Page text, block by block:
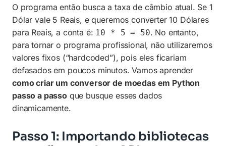
O programa então busca a taxa de câmbio atual. Se 1
Dólar vale 5 Reais, e queremos converter 10 Dólares
para Reais, a conta é: 10 * 5 = 50. No entanto,
para tornar o programa profissional, não utilizaremos
valores fixos (“hardcoded”), pois eles ficariam
defasados em poucos minutos. Vamos aprender
como criar um conversor de moedas em Python
passo a passoque busque esses dados
dinamicamente.
Passo 1: Importando bibliotecas